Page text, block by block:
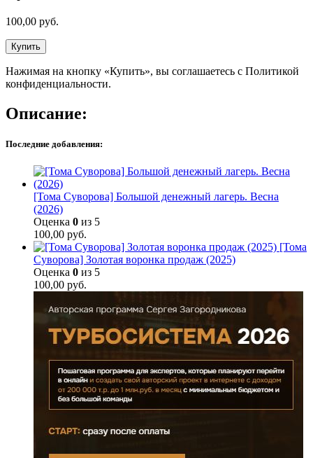
100,00 руб.
Купить
Нажимая на кнопку «Купить», вы соглашаетесь с Политикой
конфиденциальности.
Описание:
Последние добавления:
[Тома Суворова] Большой денежный лагерь. Весна
(2026)
Оценка 0 из 5
100,00 руб.
[Тома
Суворова] Золотая воронка продаж (2025)
Оценка 0 из 5
100,00 руб.